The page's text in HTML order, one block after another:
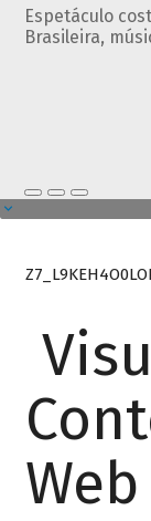
Espetáculo
Brasileira,
Web